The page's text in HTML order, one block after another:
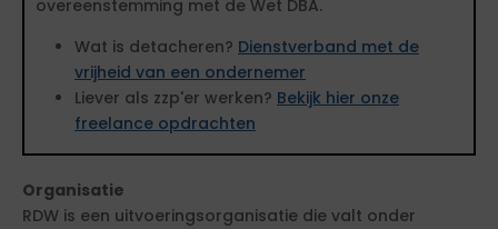
overeenstemming met de Wet DBA.
Wat is detacheren? Dienstverband met de
vrijheid van een ondernemer
Liever als zzp'er werken? Bekijk hier onze
freelance opdrachten
Organisatie
RDW is een uitvoeringsorganisatie die valt onder